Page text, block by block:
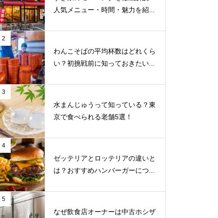
人気メニュー・時間・魅力を紹...
2
わんこそばの平均杯数はどれくら
い？初挑戦前に知っておきたい...
3
水まんじゅうって知っている？東
京で食べられる老舗5選！
4
ゼッテリアとロッテリアの違いと
は？おすすめハンバーガーにつ...
5
なぜ飲食店オーナーは中古ホシザ